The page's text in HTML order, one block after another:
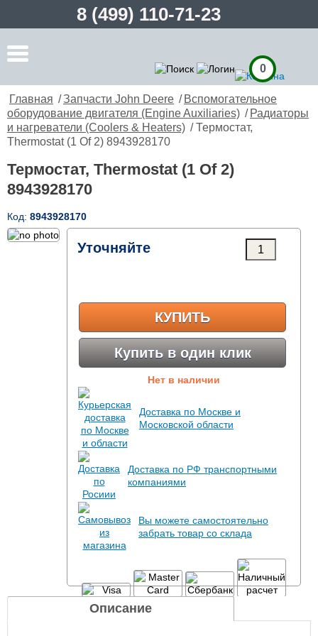
8 (499) 110-71-23
0
Главная /Запчасти John Deere / Вспомогательное
оборудование двигателя (Engine Auxiliaries) / Радиаторы
и нагреватели (Coolers & Heaters) / Термостат,
Thermostat (1 Of 2) 8943928170
Термостат, Thermostat (1 Of 2)
8943928170
Код: 8943928170
Уточняйте
КУПИТЬ
Купить в один клик
Нет в наличии
Доставка по Москве и
Московской области
Доставка по РФ транспортными
компаниями
Вы можете самостоятельно
забрать товар со склада
Описание